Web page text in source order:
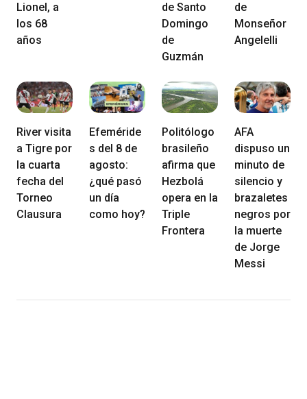
Lionel, a
los 68
años
de Santo
Domingo
de
Guzmán
de
Monseñor
Angelelli
River visita
a Tigre por
la cuarta
fecha del
Torneo
Clausura
Efeméride
s del 8 de
agosto:
¿qué pasó
un día
como hoy?
Politólogo
brasileño
afirma que
Hezbolá
opera en la
Triple
Frontera
AFA
dispuso un
minuto de
silencio y
brazaletes
negros por
la muerte
de Jorge
Messi